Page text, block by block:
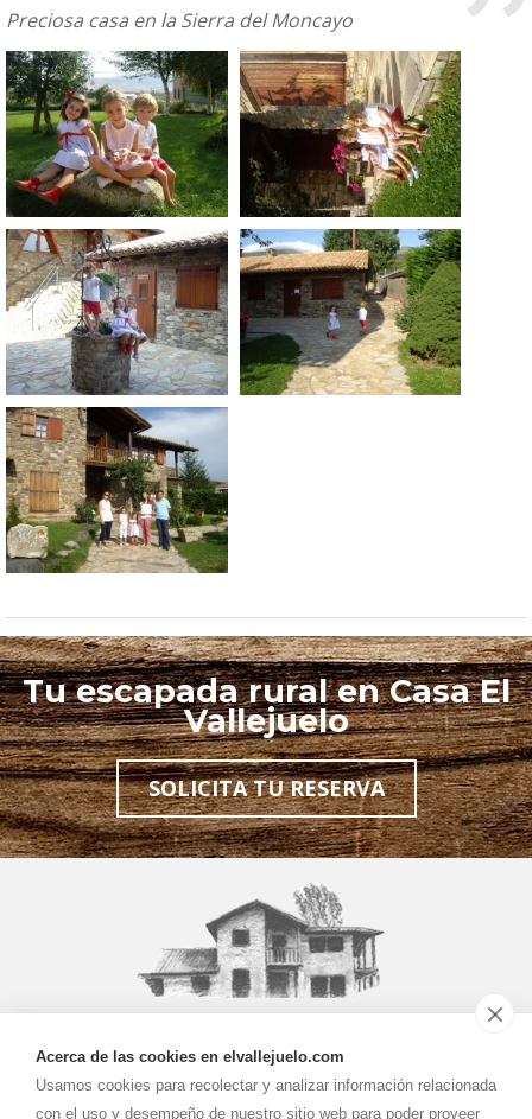
Acerca de las cookies en elvallejuelo.com
Usamos cookies para recolectar y analizar información relacionada
con el uso y desempeño de nuestro sitio web para poder proveer
Preciosa casa en la Sierra del Moncayo
Tu escapada rural en Casa El
Vallejuelo
SOLICITA TU RESERVA
619289344
629277712